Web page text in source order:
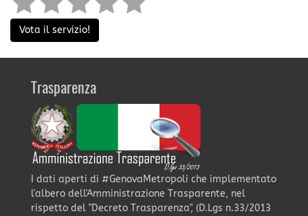
Vota il servizio!
Trasparenza
I dati aperti di #GenovaMetropoli che implementato
l'albero dell'Amministrazione Trasparente, nel
rispetto del "Decreto Trasparenza", (D.Lgs n.33/2013